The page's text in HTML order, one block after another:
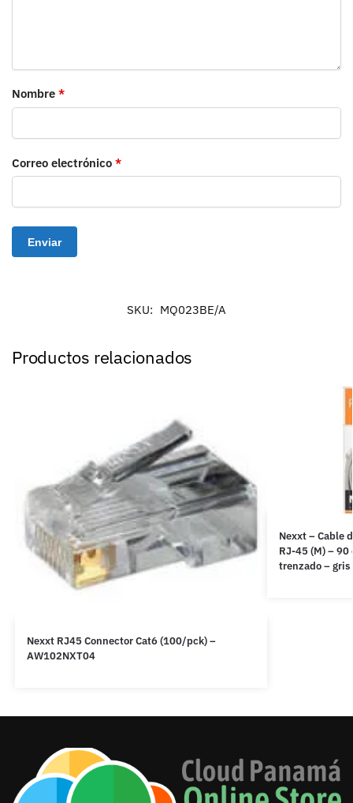
Nombre *
Correo electrónico *
SKU: MQ023BE/A
Productos relacionados
Nexxt RJ45 Connector Cat6 (100/pck) –
AW102NXT04
Nexxt – Cable
RJ-45 (M) – 90
trenzado –